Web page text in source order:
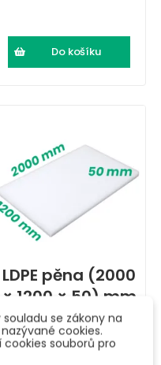
Do košíku
LDPE pěna (2000
× 1200 × 50) mm
777 Kč
se zákony na
cookies.
souborů pro